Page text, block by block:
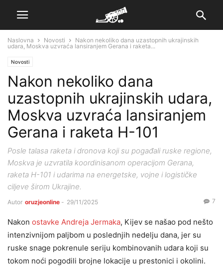
Naslovna Novosti
Nakon nekoliko dana uzastopnih ukrajinskih
udara, Moskva uzvraća lansiranjem Gerana i raketa...
Novosti
Nakon nekoliko dana
uzastopnih ukrajinskih udara,
Moskva uzvraća lansiranjem
Gerana i raketa H-101
Posle talasa raketa i dronova koji su pogađali ruske regione,
Moskva je uzvratila koordinisanom operacijom Gerana,
raketa H-101 i udarima na energetske, vojne i logističke
ciljeve širom Ukrajine.
Autor oruzjeonline - 29/11/2025 7
Nakon ostavke Andreja Jermaka, Kijev se našao pod nešto
intenzivnijom paljbom u poslednjih nedelju dana, jer su
ruske snage pokrenule seriju kombinovanih udara koji su
tokom noći pogodili brojne lokacije u prestonici i okolini.